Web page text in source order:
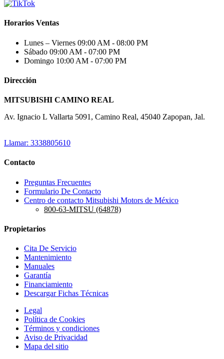
Horarios Ventas
Lunes – Viernes 09:00 AM - 08:00 PM
Sábado 09:00 AM - 07:00 PM
Domingo 10:00 AM - 07:00 PM
Dirección
MITSUBISHI CAMINO REAL
Av. Ignacio L Vallarta 5091, Camino Real, 45040 Zapopan, Jal.
Llamar: 3338805610
Contacto
Preguntas Frecuentes
Formulario De Contacto
Centro de contacto Mitsubishi Motors de México
800-63-MITSU (64878)
Propietarios
Cita De Servicio
Mantenimiento
Manuales
Garantía
Financiamiento
Descargar Fichas Técnicas
Legal
Política de Cookies
Términos y condiciones
Aviso de Privacidad
Mapa del sitio